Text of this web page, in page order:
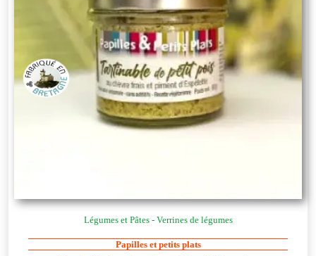
Légumes et Pâtes - Verrines de légumes
Papilles et petits plats